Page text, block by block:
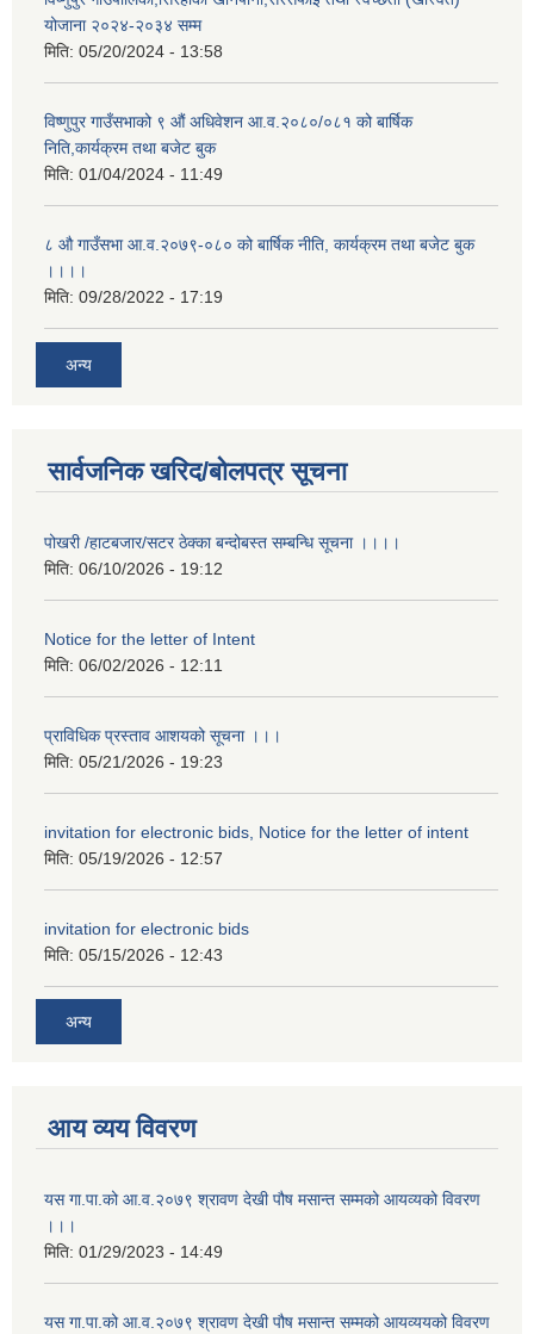
योजाना २०२४-२०३४ सम्म
मिति: 05/20/2024 - 13:58
विष्णुपुर गाउँसभाको ९ औं अधिवेशन आ.व.२०८०/०८१ को बार्षिक
निति,कार्यक्रम तथा बजेट बुक
मिति: 01/04/2024 - 11:49
८ औ गाउँसभा आ.व.२०७९-०८० को बार्षिक नीति, कार्यक्रम तथा बजेट बुक
।।।।
मिति: 09/28/2022 - 17:19
अन्य
सार्वजनिक खरिद/बोलपत्र सूचना
पोखरी /हाटबजार/सटर ठेक्का बन्दोबस्त सम्बन्धि सूचना ।।।।
मिति: 06/10/2026 - 19:12
Notice for the letter of Intent
मिति: 06/02/2026 - 12:11
प्राविधिक प्रस्ताव आशयको सूचना ।।।
मिति: 05/21/2026 - 19:23
invitation for electronic bids, Notice for the letter of intent
मिति: 05/19/2026 - 12:57
invitation for electronic bids
मिति: 05/15/2026 - 12:43
अन्य
आय व्यय विवरण
यस गा.पा.को आ.व.२०७९ श्रावण देखी पौष मसान्त सम्मको आयव्यको विवरण
।।।
मिति: 01/29/2023 - 14:49
यस गा.पा.को आ.व.२०७९ श्रावण देखी पौष मसान्त सम्मको आयव्ययको विवरण